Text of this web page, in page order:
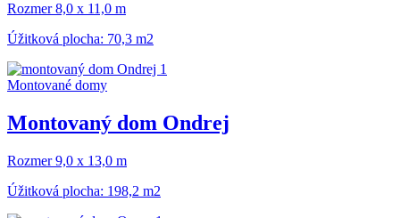
Rozmer 8,0 x 11,0 m
Úžitková plocha: 70,3 m2
Montované domy
Montovaný dom Ondrej
Rozmer 9,0 x 13,0 m
Úžitková plocha: 198,2 m2